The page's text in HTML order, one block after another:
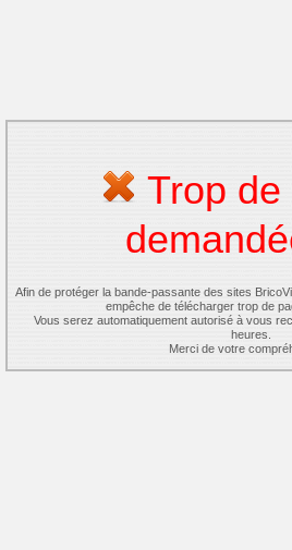
Trop de
Afin de protéger la bande-passante des sites
empêche de télécharger trop de
Vous serez automatiquement autorisé à vous
heures.
Merci de votre